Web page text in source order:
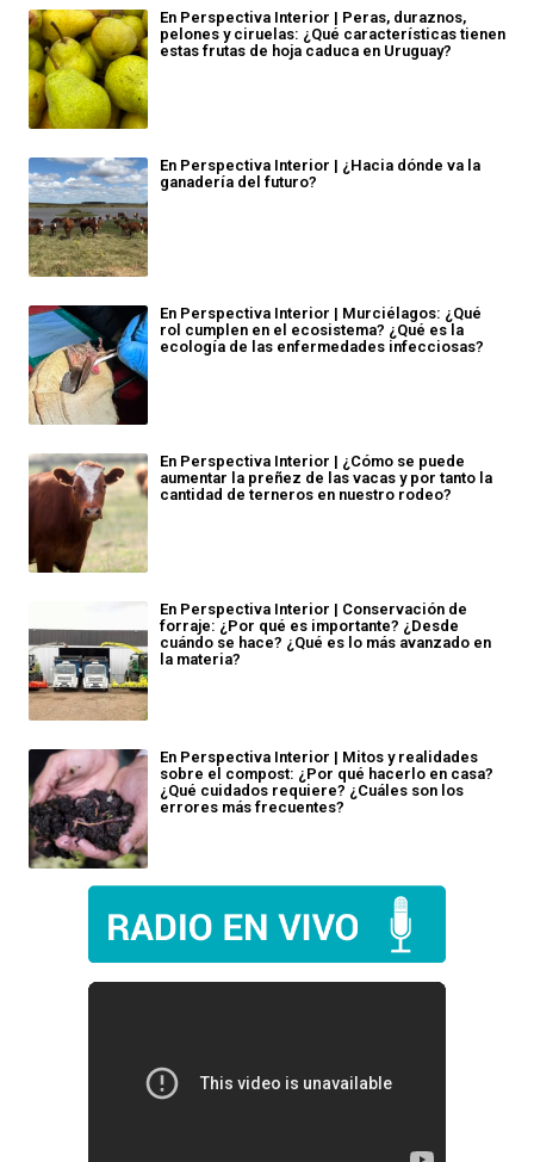
En Perspectiva Interior | Peras, duraznos,
pelones y ciruelas: ¿Qué características tienen
estas frutas de hoja caduca en Uruguay?
En Perspectiva Interior | ¿Hacia dónde va la
ganadería del futuro?
En Perspectiva Interior | Murciélagos: ¿Qué
rol cumplen en el ecosistema? ¿Qué es la
ecología de las enfermedades infecciosas?
En Perspectiva Interior | ¿Cómo se puede
aumentar la preñez de las vacas y por tanto la
cantidad de terneros en nuestro rodeo?
En Perspectiva Interior | Conservación de
forraje: ¿Por qué es importante? ¿Desde
cuándo se hace? ¿Qué es lo más avanzado en
la materia?
En Perspectiva Interior | Mitos y realidades
sobre el compost: ¿Por qué hacerlo en casa?
¿Qué cuidados requiere? ¿Cuáles son los
errores más frecuentes?